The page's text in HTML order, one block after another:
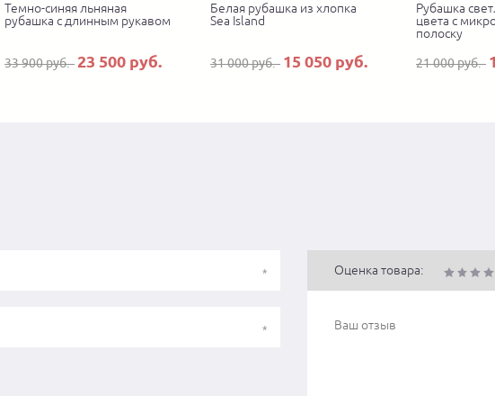
Темно-синяя льняная
рубашка с длинным рукавом
33 900 руб. 23 500 руб.
Белая рубашка из хлопка
Sea Island
31 000 руб. 15 050 руб.
Рубашка
цвета с
полоску
21 000 руб.
Оценка товара: